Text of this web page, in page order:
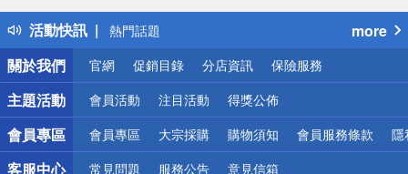
活動快訊
得獎公告
熱門話題
銀行優惠
偏遠地區配送
詐騙網頁！請小心！
more
關於我們
官網 促銷目錄 分店資訊 保險服務
主題活動 會員活動 注目活動 得獎公佈
會員專區 會員專區 大宗採購 購物須知 會員服務條款 隱
客服中心 常見問題 服務公告 意見信箱